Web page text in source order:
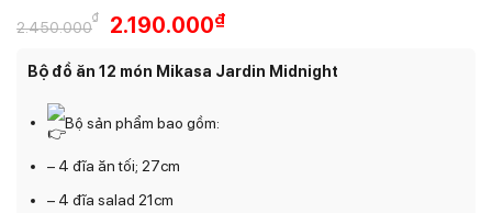
2.450.000
₫
Giá
là:
2.190.000₫
tại
Bộ đồ ăn 12 món Mikasa Jardin Midnight
Bộ sản phẩm bao gồm:
– 4 đĩa ăn tối; 27cm
– 4 đĩa salad 21cm